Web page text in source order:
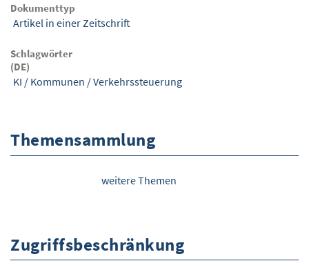
Dokumenttyp
Artikel in einer Zeitschrift
Schlagwörter
(DE)
KI / Kommunen /Verkehrssteuerung
Themensammlung
weitere Themen
Zugriffsbeschränkung